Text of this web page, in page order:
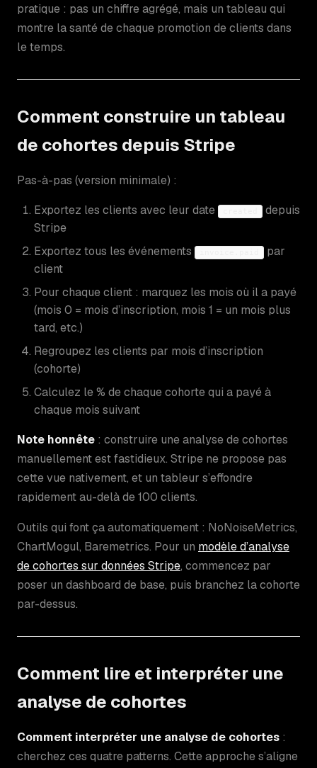
pratique : pas un chiffre agrégé, mais un tableau qui
montre la santé de chaque promotion de clients dans
le temps.
Comment construire un tableau
de cohortes depuis Stripe
Pas-à-pas (version minimale) :
Exportez les clients avec leur date
depuis
Stripe
Exportez tous les événements
par
client
Pour chaque client : marquez les mois où il a payé
(mois 0 = mois d’inscription, mois 1 = un mois plus
tard, etc.)
Regroupez les clients par mois d’inscription
(cohorte)
Calculez le % de chaque cohorte qui a payé à
chaque mois suivant
Note honnête : construire une analyse de cohortes
manuellement est fastidieux. Stripe ne propose pas
cette vue nativement, et un tableur s’effondre
rapidement au-delà de 100 clients.
Outils qui font ça automatiquement : NoNoiseMetrics,
ChartMogul, Baremetrics. Pour un modèle d’analyse
de cohortes sur données Stripe, commencez par
poser un dashboard de base, puis branchez la cohorte
par-dessus.
Comment lire et interpréter une
analyse de cohortes
Comment interpréter une analyse de cohortes :
cherchez ces quatre patterns. Cette approche s’aligne